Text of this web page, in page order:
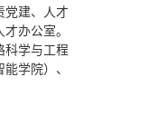
党建、人才
办公室。
科学与工程
学院）、